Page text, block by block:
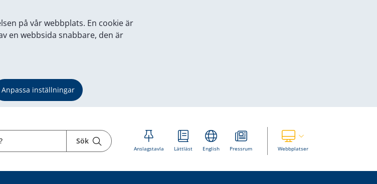
på vår webbplats. En cookie är
en webbsida snabbare, den är
Anpassa inställningar
Sök
Anslagstavla Lättläst English Pressrum WebbplatserVisa våra andra webbplatser